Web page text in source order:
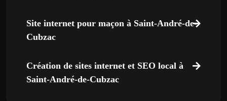
Site internet pour maçon à Saint-André-de-
Cubzac
Création de sites internet et SEO local à
Saint-André-de-Cubzac